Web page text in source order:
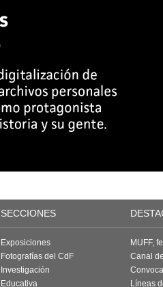
SECCIONES
Exposiciones
Fotografías del CdF
Investigación
Educativa
MUFF,
Canal
Líneas